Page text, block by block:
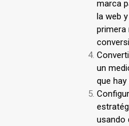
marca
la web
primera
un
que hay
usando